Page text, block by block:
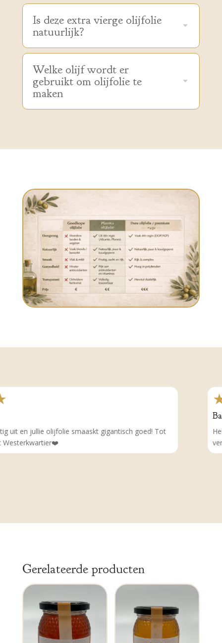
Is deze extra vierge olijfolie
natuurlijk?
Welke olijf wordt er
gebruikt om olijfolie te
maken
smaaskt gigantisch goed! Tot
Heb het even
verschilt in
Gerelateerde producten